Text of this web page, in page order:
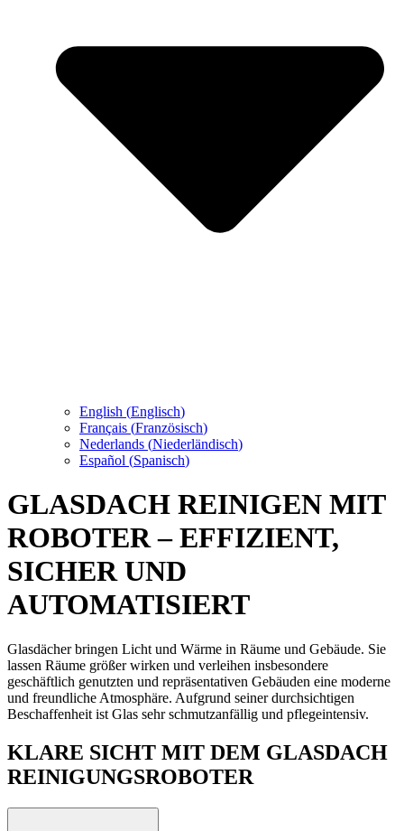
English (Englisch)
Français (Französisch)
Nederlands (Niederländisch)
Español (Spanisch)
GLASDACH REINIGEN MIT
ROBOTER – EFFIZIENT,
SICHER UND
AUTOMATISIERT
Glasdächer bringen Licht und Wärme in Räume und Gebäude. Sie
lassen Räume größer wirken und verleihen insbesondere
geschäftlich genutzten und repräsentativen Gebäuden eine moderne
und freundliche Atmosphäre. Aufgrund seiner durchsichtigen
Beschaffenheit ist Glas sehr schmutzanfällig und pflegeintensiv.
KLARE SICHT MIT DEM GLASDACH
REINIGUNGSROBOTER